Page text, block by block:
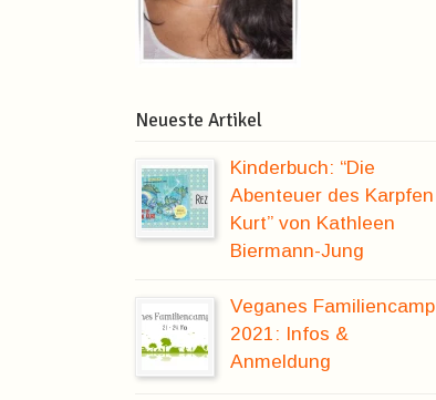
Neueste Artikel
Kinderbuch: “Die
Abenteuer des Karpfen
Kurt” von Kathleen
Biermann-Jung
Veganes Familiencamp
2021: Infos &
Anmeldung